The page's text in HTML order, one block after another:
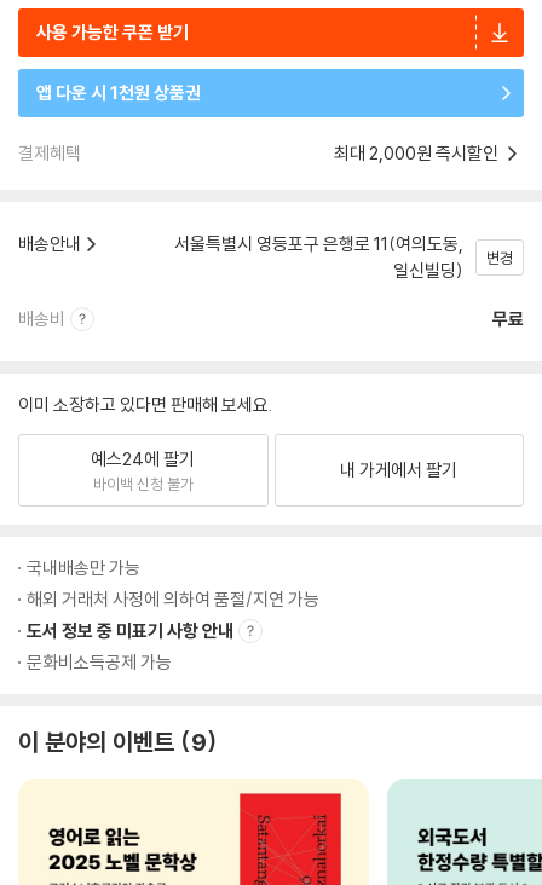
사용 가능한 쿠폰 받기
앱 다운 시 1천원 상품권
결제혜택 최대 2,000원 즉시할인
배송안내
서울특별시 영등포구 은행로 11(여의도동,
일신빌딩)
변경
배송비 무료
이미 소장하고 있다면 판매해 보세요.
예스24에 팔기
바이백 신청 불가
내 가게에서 팔기
국내배송만 가능
해외 거래처 사정에 의하여 품절/지연 가능
도서 정보 중 미표기 사항 안내
문화비소득공제 가능
이 분야의 이벤트 9